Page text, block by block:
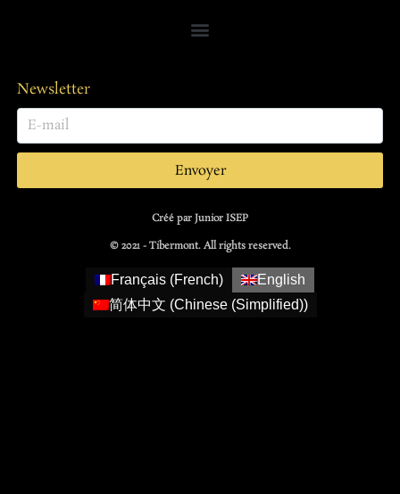
Newsletter
Envoyer
Créé par Junior ISEP
© 2021 - Tibermont. All rights reserved.
Français (French)
English
简体中文 (Chinese (Simplified))